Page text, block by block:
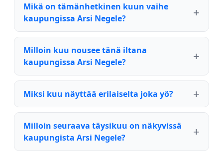
Mikä on tämänhetkinen kuun vaihe
kaupungissa Arsi Negele?
Milloin kuu nousee tänä iltana
kaupungissa Arsi Negele?
Miksi kuu näyttää erilaiselta joka yö?
Milloin seuraava täysikuu on näkyvissä
kaupungista Arsi Negele?